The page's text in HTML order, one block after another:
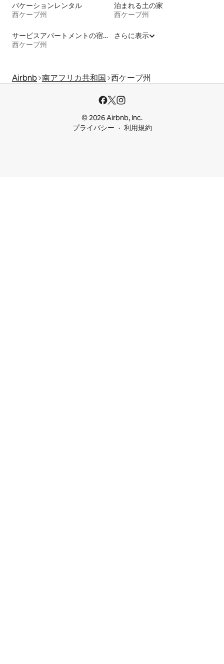
バケーションレンタル
西ケープ州
泊まれる土の家
西ケープ州
サービスアパートメントの宿泊施設
西ケープ州
さらに表示
Airbnb 南アフリカ共和国 西ケープ州
© 2026 Airbnb, Inc.
プライバシー
利用規約